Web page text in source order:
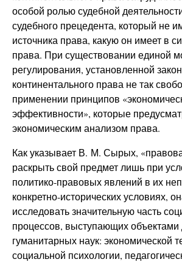
особой ролью судебной
судебного прецедента, который не
источника права, какую он имеет в
права. При существовании единой
регулирования, установленной
континентального права не так
применении принципов
эффективности», которые
экономическим анализом права.
Как указывает В. М. Сырых,
раскрыть свой предмет лишь при
политико-правовых явлений в их
конкретно-исторических условиях,
исследовать значительную часть
процессов, выступающих объектами
гуманитарных наук: экономической
социальной психологии,